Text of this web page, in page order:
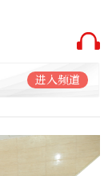
进入频道